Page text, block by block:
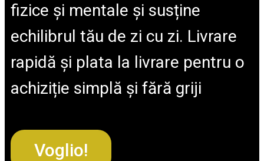
fizice și mentale și susține
echilibrul tău de zi cu zi. Livrare
rapidă și plata la livrare pentru o
achiziție simplă și fără griji
Voglio!